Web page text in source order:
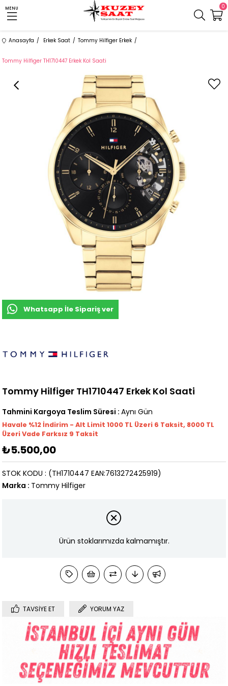
MENU 0
Anasayfa Erkek Saat Tommy Hilfiger Erkek
Tommy Hilfiger TH1710447 Erkek Kol Saati
Whatsapp İle Sipariş ver
Tommy Hilfiger TH1710447 Erkek Kol Saati
Tahmini Kargoya Teslim Süresi : Aynı Gün
Havale %12 İndirim - Alt Limit 1000 TL Üzeri 6 Taksit, 8000 TL
Üzeri Vade Farksız 9 Taksit
₺5.500,00
(TH1710447 EAN:7613272425919)
STOK KODU
Marka : Tommy Hilfiger
Ürün stoklarımızda kalmamıştır.
TAVSIYE ET YORUM YAZ